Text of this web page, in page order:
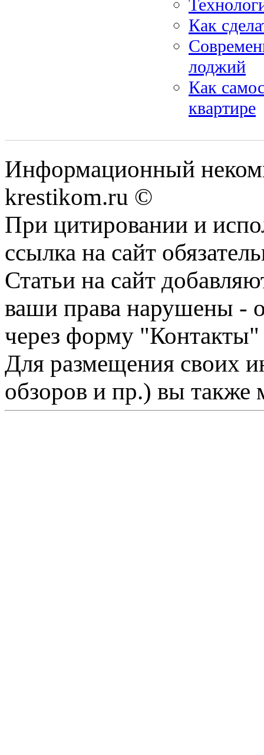
Как
лоджий
Как
квартире
Информационный
krestikom.ru ©
При цитировании и
ссылка на сайт
Статьи на сайт
ваши права нарушены -
через форму "Контакты"
Для размещения своих
обзоров и пр.) вы также